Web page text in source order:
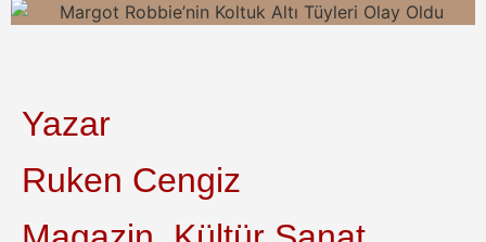
Yazar
Ruken Cengiz